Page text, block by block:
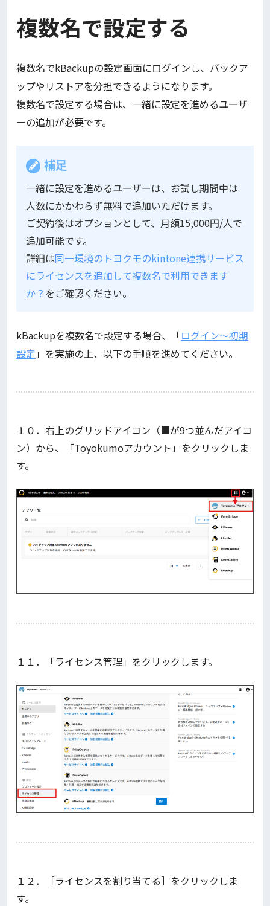
複数名で設定する
複数名でkBackupの設定画面にログインし、バックア
ップやリストアを分担できるようになります。
複数名で設定する場合は、一緒に設定を進めるユーザ
ーの追加が必要です。
補足
一緒に設定を進めるユーザーは、お試し期間中は
人数にかかわらず無料で追加いただけます。
ご契約後はオプションとして、月額15,000円/人で
追加可能です。
詳細は同一環境のトヨクモのkintone連携サービス
にライセンスを追加して複数名で利用できます
か？ をご確認ください。
kBackupを複数名で設定する場合、「ログイン～初期
設定」を実施の上、以下の手順を進めてください。
１０．右上のグリッドアイコン（■が9つ並んだアイコ
ン）から、「Toyokumoアカウント」をクリックしま
す。
１１．「ライセンス管理」をクリックします。
１２．［ライセンスを割り当てる］をクリックしま
す。